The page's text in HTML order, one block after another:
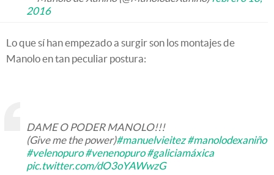
2016
Lo que sí han empezado a surgir son los montajes de
Manolo en tan peculiar postura:
DAME O PODER MANOLO!!!
(Give me the power)#manuelvieitez #manolodexaniño
#velenopuro #venenopuro #galiciamáxica
pic.twitter.com/dO3oYAWwzG